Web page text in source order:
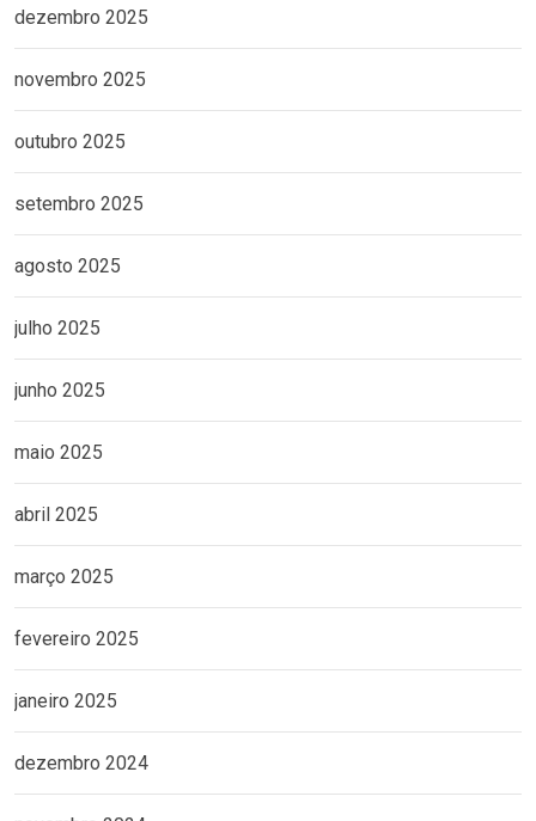
dezembro 2025
novembro 2025
outubro 2025
setembro 2025
agosto 2025
julho 2025
junho 2025
maio 2025
abril 2025
março 2025
fevereiro 2025
janeiro 2025
dezembro 2024